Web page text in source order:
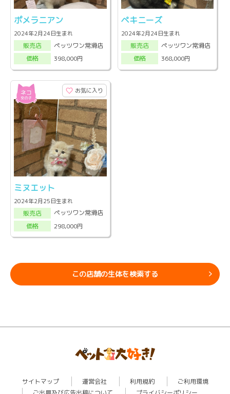
ポメラニアン
2024年2月24日生まれ
販売店
ペッツワン常滑店
価格
398,000円
ペキニーズ
2024年2月24日生まれ
販売店
ペッツワン常滑店
価格
368,000円
お気に入り
ミヌエット
2024年2月25日生まれ
販売店
ペッツワン常滑店
価格
298,000円
この店舗の生体を検索する
サイトマップ 運営会社 利用規約
ご利用環境